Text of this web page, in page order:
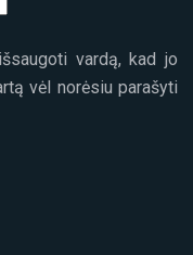
vardą, kad jo
vėl norėsiu parašyti